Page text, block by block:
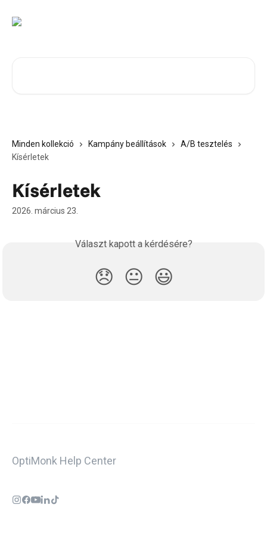
Minden kollekció Kampány beállítások
A/B tesztelés
Kísérletek
Kísérletek
2026. március 23.
Választ kapott a kérdésére?
😞 😐 😃
OptiMonk Help Center